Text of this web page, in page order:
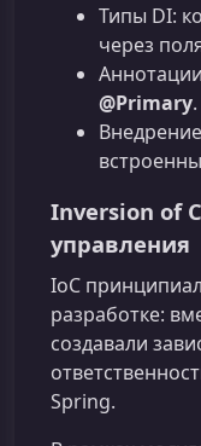
Типы DI:
через
@Primary.
Inversion of
управления
IoC
разработке:
создавали
Spring.